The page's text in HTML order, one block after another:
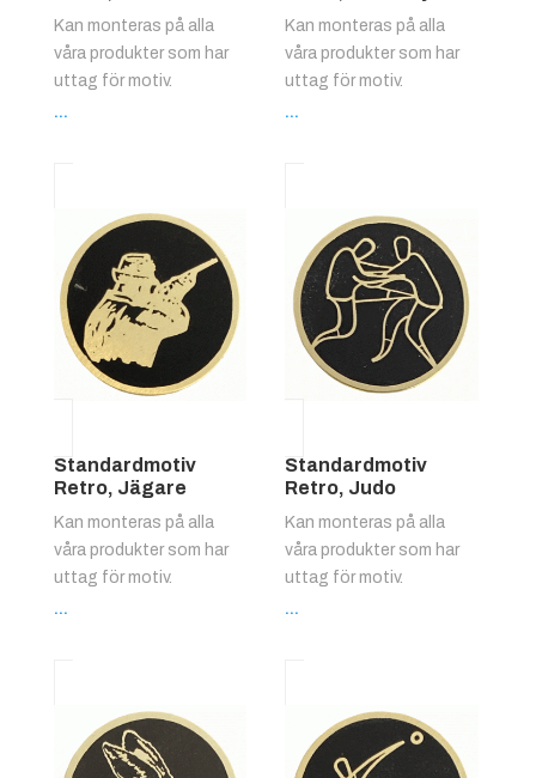
Kan monteras på alla
våra produkter som har
uttag för motiv.
...
Kan monteras på alla
våra produkter som har
uttag för motiv.
...
Standardmotiv
Retro, Jägare
Kan monteras på alla
våra produkter som har
uttag för motiv.
...
Standardmotiv
Retro, Judo
Kan monteras på alla
våra produkter som har
uttag för motiv.
...